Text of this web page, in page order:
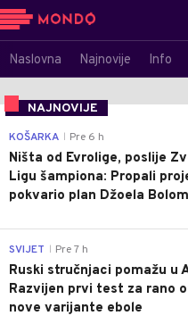
Naslovna Najnovije Info
NAJNOVIJE
KOŠARKA Pre 6 h
Ništa od Evrolige, poslije
Ligu šampiona: Propali
pokvario plan Džoela
SVIJET Pre 7 h
Ruski stručnjaci pomažu u
Razvijen prvi test za rano
nove varijante ebole